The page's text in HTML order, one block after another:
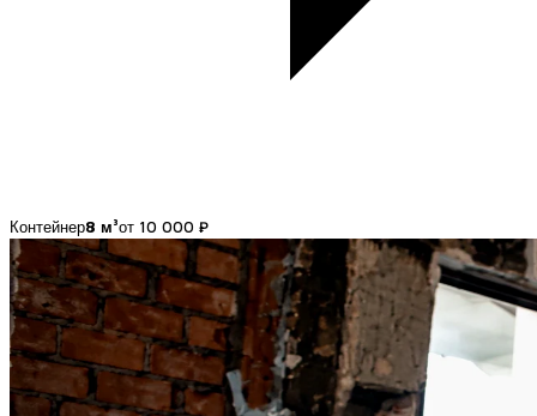
Контейнер8 м³от 10 000 ₽